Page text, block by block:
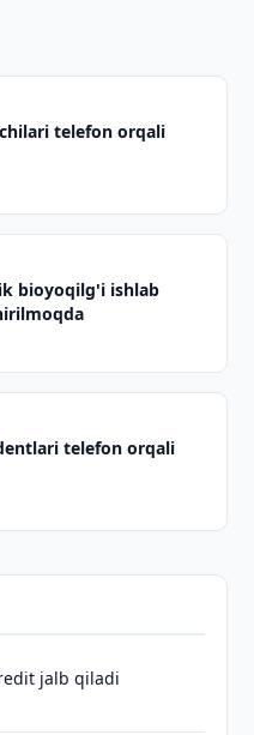
telefon orqali
bioyoqilg'i ishlab
telefon orqali
jalb qiladi